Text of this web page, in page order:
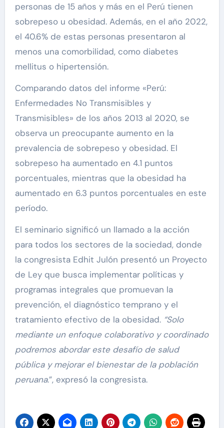
personas de 15 años y más en el Perú tienen
sobrepeso u obesidad. Además, en el año 2022,
el 40.6% de estas personas presentaron al
menos una comorbilidad, como diabetes
mellitus o hipertensión.
Comparando datos del informe «Perú:
Enfermedades No Transmisibles y
Transmisibles» de los años 2013 al 2020, se
observa un preocupante aumento en la
prevalencia de sobrepeso y obesidad. El
sobrepeso ha aumentado en 4.1 puntos
porcentuales, mientras que la obesidad ha
aumentado en 6.3 puntos porcentuales en este
período.
El seminario significó un llamado a la acción
para todos los sectores de la sociedad, donde
la congresista Edhit Julón presentó un Proyecto
de Ley que busca implementar políticas y
programas integrales que promuevan la
prevención, el diagnóstico temprano y el
tratamiento efectivo de la obesidad. “Solo
mediante un enfoque colaborativo y coordinado
podremos abordar este desafío de salud
pública y mejorar el bienestar de la población
peruana.”, expresó la congresista.